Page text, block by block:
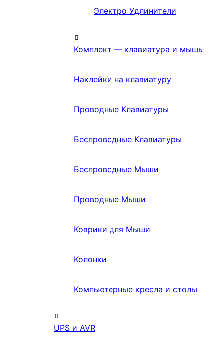
Электро Удлинители
Комплект — клавиатура и мышь
Наклейки на клавиатуру
Проводные Клавиатуры
Беспроводные Клавиатуры
Беспроводные Мыши
Проводные Мыши
Коврики для Мыши
Колонки
Компьютерные кресла и столы
UPS и AVR